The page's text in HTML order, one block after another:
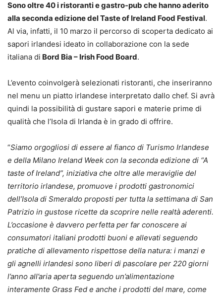
Sono oltre 40 i ristoranti e gastro-pub che hanno aderito
alla seconda edizione del Taste of Ireland Food Festival.
Al via, infatti, il 10 marzo il percorso di scoperta dedicato ai
sapori irlandesi ideato in collaborazione con la sede
italiana di Bord Bia – Irish Food Board.
L’evento coinvolgerà selezionati ristoranti, che inseriranno
nel menu un piatto irlandese interpretato dallo chef. Si avrà
quindi la possibilità di gustare sapori e materie prime di
qualità che l’Isola di Irlanda è in grado di offrire.
“Siamo orgogliosi di essere al fianco di Turismo Irlandese
e della Milano Ireland Week con la seconda edizione di “A
taste of Ireland”, iniziativa che oltre alle meraviglie del
territorio irlandese, promuove i prodotti gastronomici
dell’Isola di Smeraldo proposti per tutta la settimana di San
Patrizio in gustose ricette da scoprire nelle realtà aderenti.
L’occasione è davvero perfetta per far conoscere ai
consumatori italiani prodotti buoni e allevati seguendo
pratiche di allevamento rispettose della natura: i manzi e
gli agnelli irlandesi sono liberi di pascolare per 220 giorni
l’anno all’aria aperta seguendo un’alimentazione
interamente Grass Fed e anche i prodotti del mare, come